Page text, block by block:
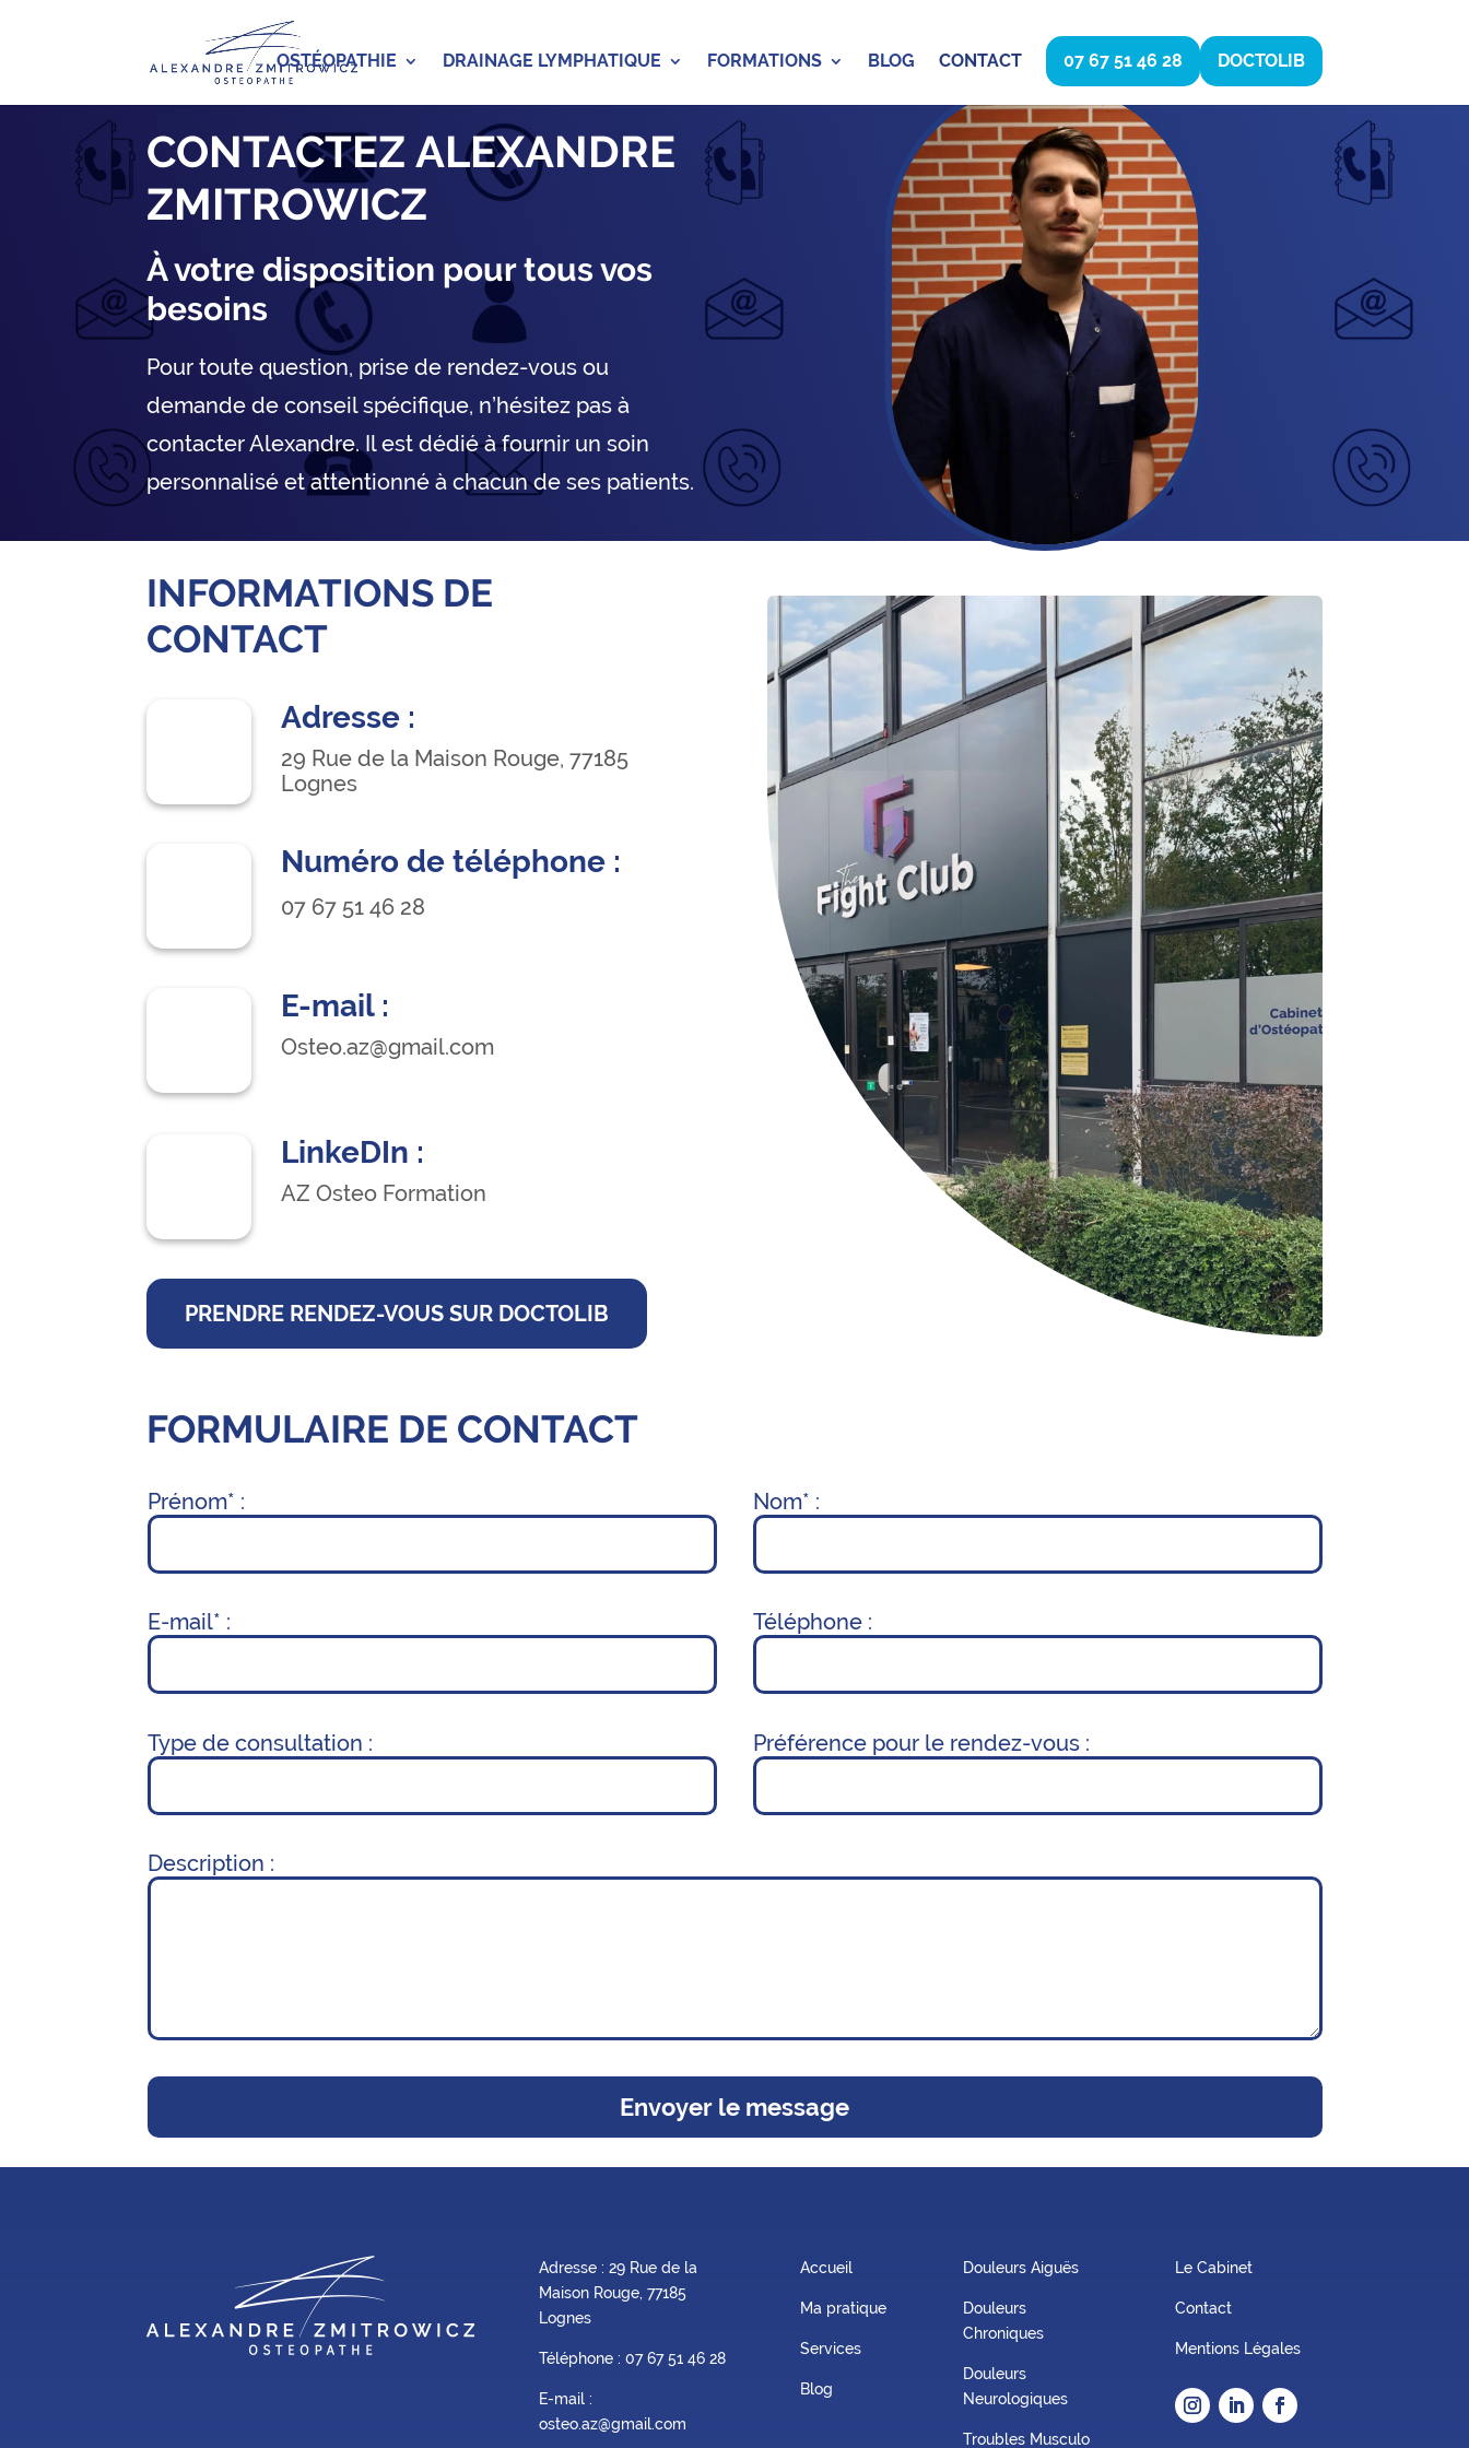
OSTÉOPATHIE DRAINAGE LYMPHATIQUE FORMATIONS BLOG CONTACT 07 67 51 46 28 DOCTOLIB
CONTACTEZ ALEXANDRE
ZMITROWICZ
À votre disposition pour tous vos
besoins
Pour toute question, prise de rendez-vous ou
demande de conseil spécifique, n’hésitez pas à
contacter Alexandre. Il est dédié à fournir un soin
personnalisé et attentionné à chacun de ses patients.
INFORMATIONS DE
CONTACT
Adresse :
29 Rue de la Maison Rouge, 77185
Lognes
Numéro de téléphone :
07 67 51 46 28
E-mail :
Osteo.az@gmail.com
LinkeDIn :
AZ Osteo Formation
PRENDRE RENDEZ-VOUS SUR DOCTOLIB
FORMULAIRE DE CONTACT
Prénom* : Nom* :
E-mail* : Téléphone :
Type de consultation : Préférence pour le rendez-vous :
Description :
Envoyer le message
Adresse : 29 Rue de la
Maison Rouge, 77185
Lognes
Téléphone :07 67 51 46 28
E-mail :
osteo.az@gmail.com
Accueil
Ma pratique
Services
Blog
Douleurs Aiguës
Douleurs
Chroniques
Douleurs
Neurologiques
Troubles Musculo
Le Cabinet
Contact
Mentions Légales